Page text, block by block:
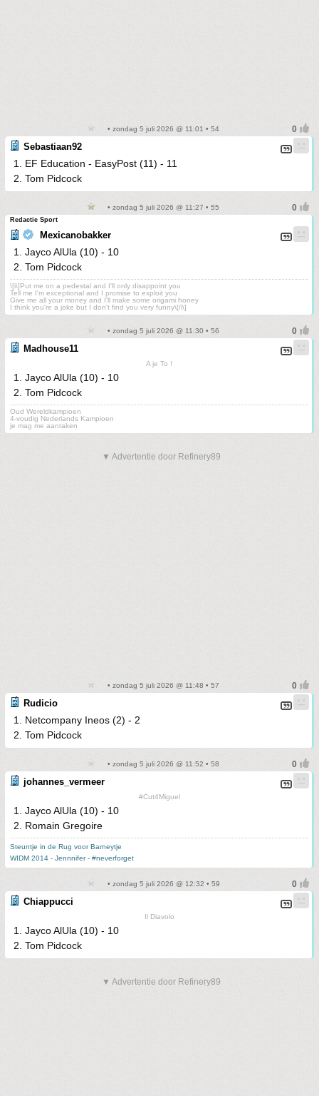
• zondag 5 juli 2026 @ 11:01 • 54
Sebastiaan92
1. EF Education - EasyPost (11) - 11
2. Tom Pidcock
• zondag 5 juli 2026 @ 11:27 • 55
Redactie Sport
Mexicanobakker
1. Jayco AlUla (10) - 10
2. Tom Pidcock
\[i\]Put me on a pedestal and I'll only disappoint you
Tell me I'm exceptional and I promise to exploit you
Give me all your money and I'll make some origami honey
I think you're a joke but I don't find you very funny\[/i\]
• zondag 5 juli 2026 @ 11:30 • 56
Madhouse11
A je To !
1. Jayco AlUla (10) - 10
2. Tom Pidcock
Oud Wereldkampioen
4-voudig Nederlands Kampioen
je mag me aanraken
▼ Advertentie door Refinery89
• zondag 5 juli 2026 @ 11:48 • 57
Rudicio
1. Netcompany Ineos (2) - 2
2. Tom Pidcock
• zondag 5 juli 2026 @ 11:52 • 58
johannes_vermeer
#Cut4Miguel
1. Jayco AlUla (10) - 10
2. Romain Gregoire
Steuntje in de Rug voor Barneytje
WIDM 2014 - Jennnifer - #neverforget
• zondag 5 juli 2026 @ 12:32 • 59
Chiappucci
Il Diavolo
1. Jayco AlUla (10) - 10
2. Tom Pidcock
▼ Advertentie door Refinery89